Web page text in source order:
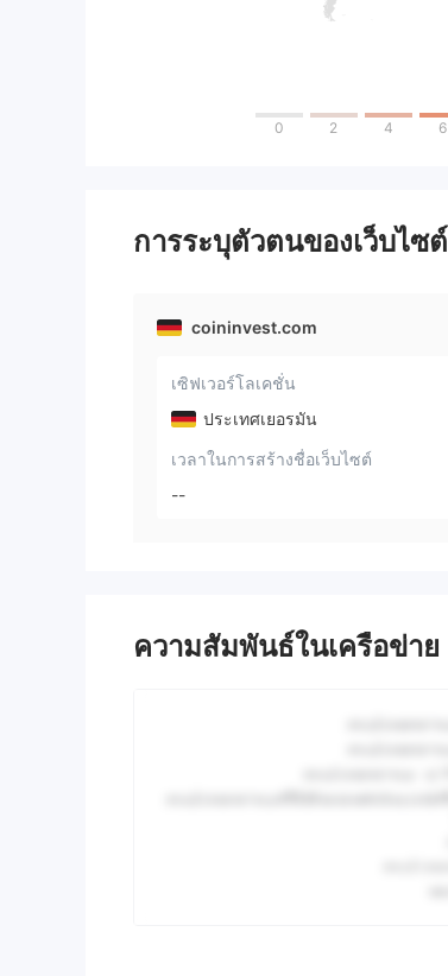
0 2 4 6
การระบุตัวตนของเว็บไซต์
coininvest.com
เซิฟเวอร์โลเคชั่น
ประเทศเยอรมัน
เวลาในการสร้างชื่อเว็บไซต์
--
ความสัมพันธ์ในเครือข่าย